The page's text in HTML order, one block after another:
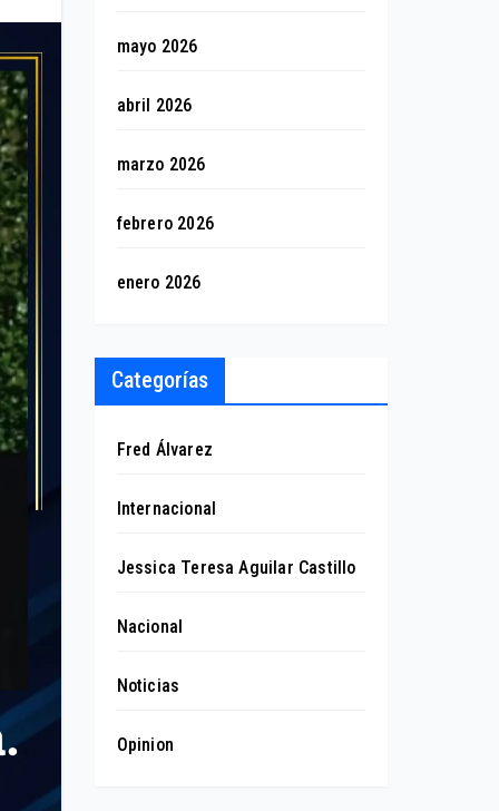
mayo 2026
abril 2026
marzo 2026
febrero 2026
enero 2026
Categorías
Fred Álvarez
Internacional
Jessica Teresa Aguilar Castillo
Nacional
Noticias
Opinion